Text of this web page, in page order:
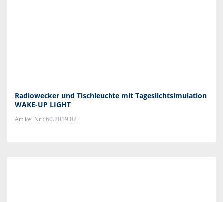
Radiowecker und Tischleuchte mit Tageslichtsimulation
WAKE-UP LIGHT
Artikel Nr.: 60.2019.02